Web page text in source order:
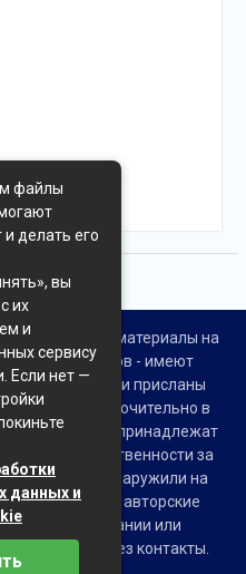
Все материалы на
источников - имеют
в интернете или присланы
исключительно в
на материалы принадлежат
сайта ответственности за
Если Вы обнаружили на
нарушают авторские
Вашей компании или
нам через контакты.
файлы
делать его
вы
их
и
сервису
Если нет —
данных и